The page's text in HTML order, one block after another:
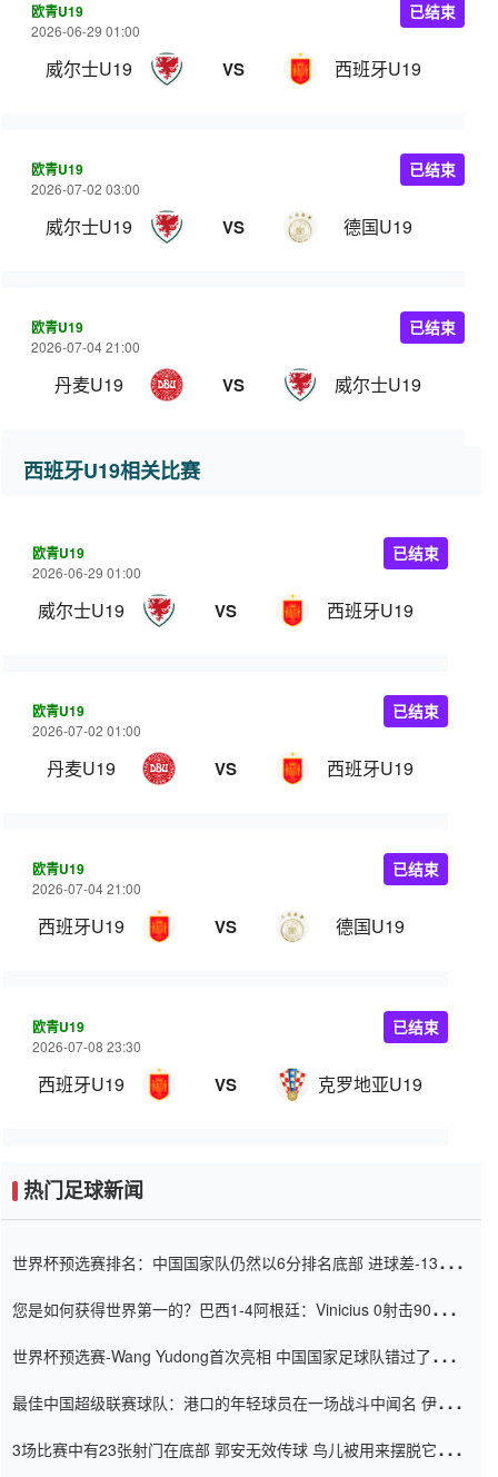
欧青U19
2026-06-29 01:00
威尔士U19 VS 西班牙U19
已结束
欧青U19
2026-07-02 03:00
威尔士U19 VS 德国U19
已结束
欧青U19
2026-07-04 21:00
丹麦U19 VS 威尔士U19
已结束
西班牙U19相关比赛
欧青U19
2026-06-29 01:00
威尔士U19 VS 西班牙U19
已结束
欧青U19
2026-07-02 01:00
丹麦U19 VS 西班牙U19
已结束
欧青U19
2026-07-04 21:00
西班牙U19 VS 德国U19
已结束
欧青U19
2026-07-08 23:30
西班牙U19 VS 克罗地亚U19
已结束
热门足球新闻
世界杯预选赛排名：中国国家队仍然以6分排名底部 进球差-13令人
您是如何获得世界第一的？巴西1-4阿根廷：Vinicius 0射击90分钟
世界杯预选赛-Wang Yudong首次亮相 中国国家足球队错过了世界
最佳中国超级联赛球队：港口的年轻球员在一场战斗中闻名 伊万放
3场比赛中有23张射门在底部 郭安无效传球 鸟儿被用来摆脱它